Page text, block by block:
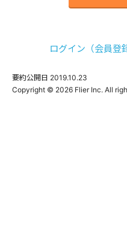
ログイン（会員登
要約公開日 2019.10.23